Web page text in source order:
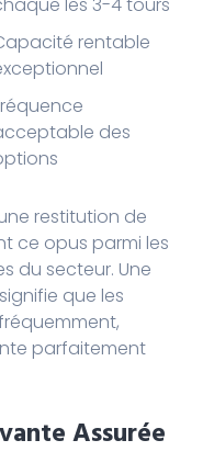
rentable
des
restitution de
ce opus parmi les
du secteur. Une
que les
parfaitement
Assurée